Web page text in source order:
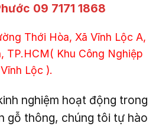
09 7171 1868
Thới Hòa, Xã Vĩnh Lộc A,
TP.HCM( Khu Công Nghiệp
Vĩnh Lộc ).
nghiệm hoạt động trong
gỗ thông, chúng tôi tự hào